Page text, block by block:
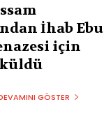
İhab Ebu
için
GÖSTER